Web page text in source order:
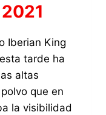
Iberian King
tarde ha
altas
que en
la visibilidad